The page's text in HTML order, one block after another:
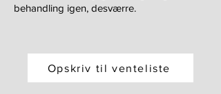
behandling igen, desværre.
Opskriv til venteliste